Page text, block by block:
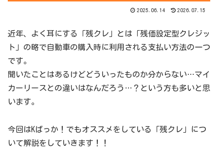
2025.06.14 2026.07.15
近年、よく耳にする「残クレ」とは「残価設定型クレジッ
ト」の略で自動車の購入時に利用される支払い方法の一つ
です。
聞いたことはあるけどどういったものか分からない…マイ
カーリースとの違いはなんだろう…？という方も多いと思
います。
今回はKばっか！でもオススメをしている「残クレ」につ
いて解説をしていきます！！